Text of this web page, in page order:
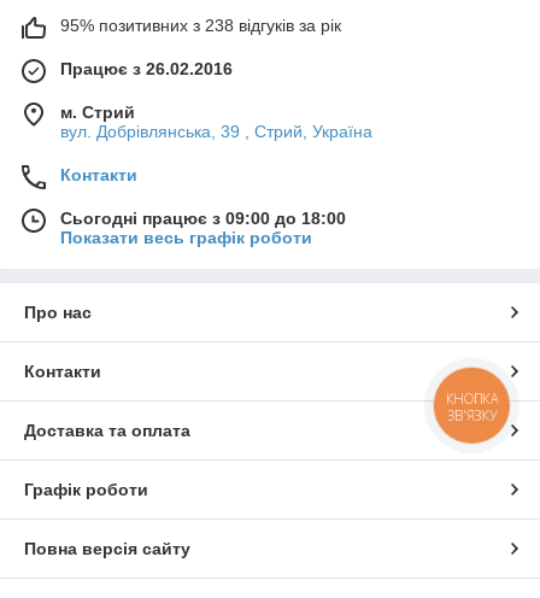
95% позитивних з 238 відгуків за рік
Працює з 26.02.2016
м. Стрий
вул. Добрівлянська, 39 , Стрий, Україна
Контакти
Сьогодні працює з 09:00 до 18:00
Показати весь графік роботи
Про нас
Контакти
Доставка та оплата
Графік роботи
Повна версія сайту
КНОПКА
ЗВ'ЯЗКУ